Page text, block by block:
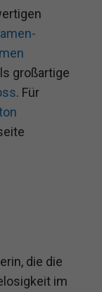
großartige
. Für
die die
im